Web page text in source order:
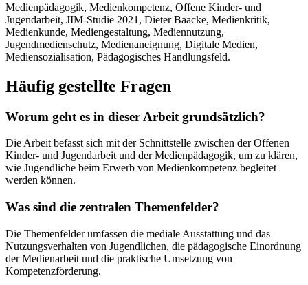
Medienpädagogik, Medienkompetenz, Offene Kinder- und
Jugendarbeit, JIM-Studie 2021, Dieter Baacke, Medienkritik,
Medienkunde, Mediengestaltung, Mediennutzung,
Jugendmedienschutz, Medienaneignung, Digitale Medien,
Mediensozialisation, Pädagogisches Handlungsfeld.
Häufig gestellte Fragen
Worum geht es in dieser Arbeit grundsätzlich?
Die Arbeit befasst sich mit der Schnittstelle zwischen der Offenen
Kinder- und Jugendarbeit und der Medienpädagogik, um zu klären,
wie Jugendliche beim Erwerb von Medienkompetenz begleitet
werden können.
Was sind die zentralen Themenfelder?
Die Themenfelder umfassen die mediale Ausstattung und das
Nutzungsverhalten von Jugendlichen, die pädagogische Einordnung
der Medienarbeit und die praktische Umsetzung von
Kompetenzförderung.